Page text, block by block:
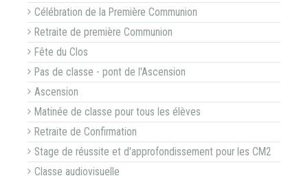
Célébration de la Première Communion
Retraite de première Communion
Fête du Clos
Pas de classe - pont de l'Ascension
Ascension
Matinée de classe pour tous les élèves
Retraite de Confirmation
Stage de réussite et d'approfondissement pour les CM2
Classe audiovisuelle